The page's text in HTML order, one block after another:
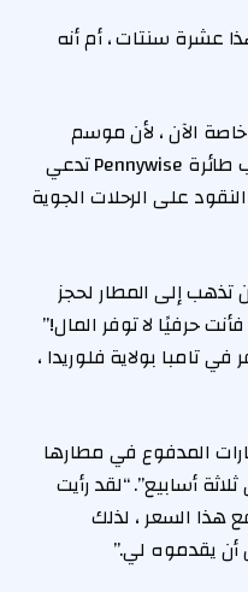
عشرة سنتات ، أم أنه
الآن ، لأن موسم
العطلات في الأفق. لكن أحد ركاب طائرة Pennywise تدعي
على الرحلات الجوية
تذهب إلى المطار لحجز
حرفيًا لا توفر المال!”
تامبا بولاية فلوريدا ،
المدفوع في مطارها
أسابيع”. “لقد رأيت
هذا السعر ، لذلك
يقدموه لي.”